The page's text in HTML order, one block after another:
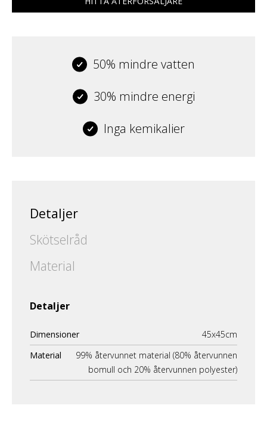
50% mindre vatten
30% mindre energi
Inga kemikalier
Detaljer
Skötselråd
Material
Detaljer
Dimensioner
45x45cm
Material
99% återvunnet material (80% återvunnen
bomull och 20% återvunnen polyester)